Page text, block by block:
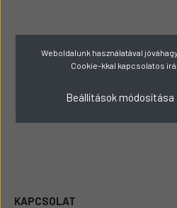
RAKTÁRKÉSZLET
Csak raktáron lévő termékek
KAPCSOLAT
Weboldalunk használatával
Cookie-kkal kapcsolatos
Beállítások módosítása